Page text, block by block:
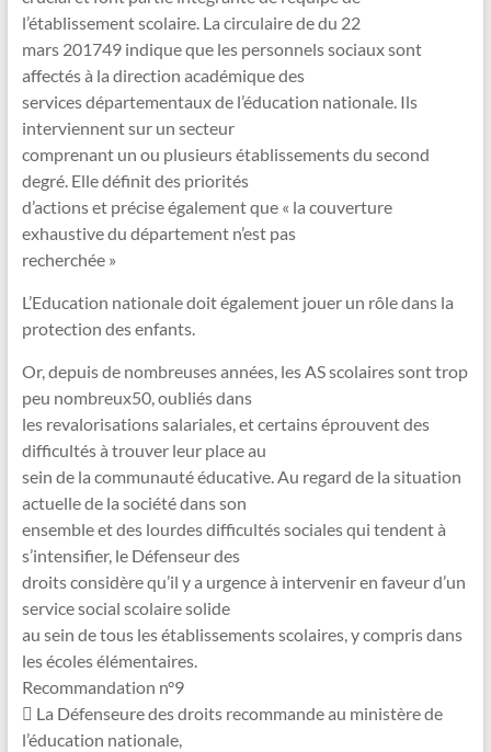
l’établissement scolaire. La circulaire de du 22
mars 201749 indique que les personnels sociaux sont
affectés à la direction académique des
services départementaux de l’éducation nationale. Ils
interviennent sur un secteur
comprenant un ou plusieurs établissements du second
degré. Elle définit des priorités
d’actions et précise également que « la couverture
exhaustive du département n’est pas
recherchée »
L’Education nationale doit également jouer un rôle dans la
protection des enfants.
Or, depuis de nombreuses années, les AS scolaires sont trop
peu nombreux50, oubliés dans
les revalorisations salariales, et certains éprouvent des
difficultés à trouver leur place au
sein de la communauté éducative. Au regard de la situation
actuelle de la société dans son
ensemble et des lourdes difficultés sociales qui tendent à
s’intensifier, le Défenseur des
droits considère qu’il y a urgence à intervenir en faveur d’un
service social scolaire solide
au sein de tous les établissements scolaires, y compris dans
les écoles élémentaires.
Recommandation n°9
 La Défenseure des droits recommande au ministère de
l’éducation nationale,